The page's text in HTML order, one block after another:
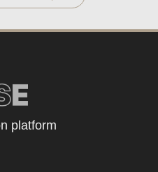
platform